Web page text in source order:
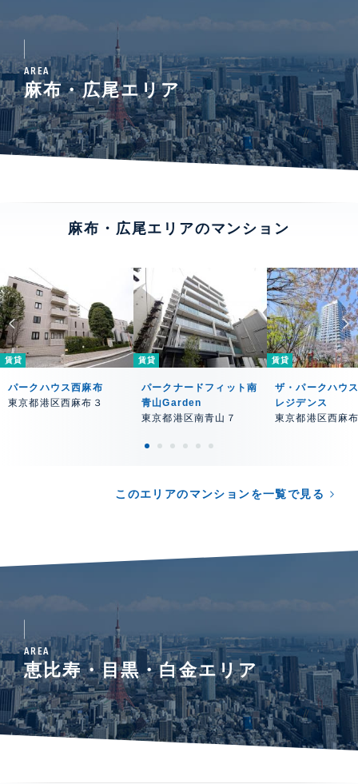
AREA
麻布・広尾エリア
麻布・広尾エリアのマンション
賃貸
パークハウス西麻布
東京都港区西麻布３
賃貸
パークナードフィット南
青山Garden
東京都港区南青山７
賃貸
ザ・パークハウ
レジデンス
東京都港区西麻
このエリアのマンションを一覧で見る
AREA
恵比寿・目黒・白金エリア